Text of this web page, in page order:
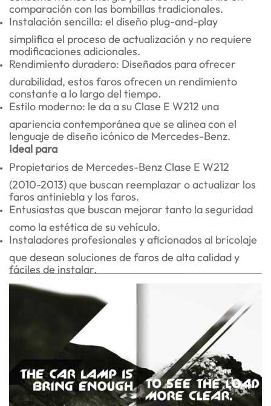
comparación con las bombillas tradicionales.
Instalación sencilla: el diseño plug-and-play
simplifica el proceso de actualización y no requiere
modificaciones adicionales.
Rendimiento duradero: Diseñados para ofrecer
durabilidad, estos faros ofrecen un rendimiento
constante a lo largo del tiempo.
Estilo moderno: le da a su Clase E W212 una
apariencia contemporánea que se alinea con el
lenguaje de diseño icónico de Mercedes-Benz.
Ideal para
Propietarios de Mercedes-Benz Clase E W212
(2010-2013) que buscan reemplazar o actualizar los
faros antiniebla y los faros.
Entusiastas que buscan mejorar tanto la seguridad
como la estética de su vehículo.
Instaladores profesionales y aficionados al bricolaje
que desean soluciones de faros de alta calidad y
fáciles de instalar.